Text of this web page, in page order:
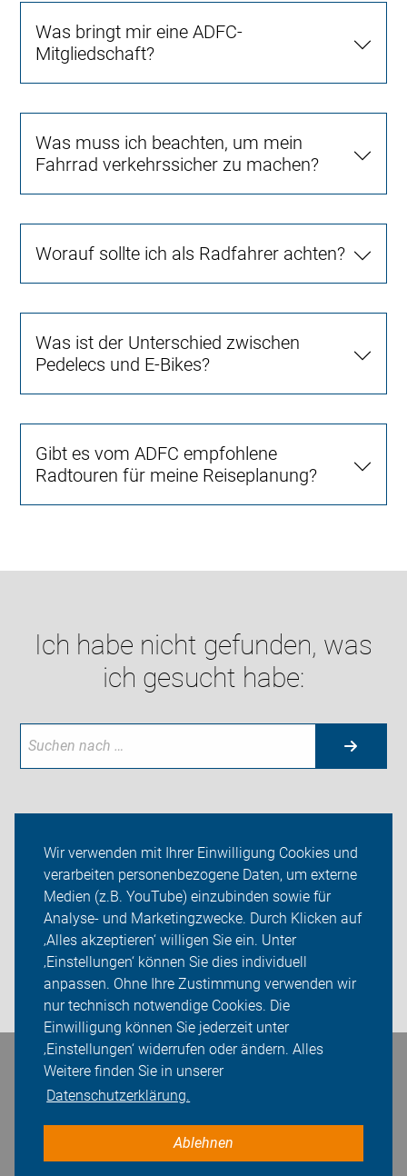
Wir verwenden mit Ihrer Einwilligung Cookies und
verarbeiten personenbezogene Daten, um externe
Medien (z.B. YouTube) einzubinden sowie für
Analyse- und Marketingzwecke. Durch Klicken auf
‚Alles akzeptieren‘ willigen Sie ein. Unter
‚Einstellungen‘ können Sie dies individuell
anpassen. Ohne Ihre Zustimmung verwenden wir
nur technisch notwendige Cookies. Die
Einwilligung können Sie jederzeit unter
‚Einstellungen‘ widerrufen oder ändern. Alles
Weitere finden Sie in unserer
Datenschutzerklärung.
Ablehnen
Was bringt mir eine ADFC-
Mitgliedschaft?
Was muss ich beachten, um mein
Fahrrad verkehrssicher zu machen?
Worauf sollte ich als Radfahrer achten?
Was ist der Unterschied zwischen
Pedelecs und E-Bikes?
Gibt es vom ADFC empfohlene
Radtouren für meine Reiseplanung?
Ich habe nicht gefunden, was
ich gesucht habe:
Themen
ADFC Lüchow-Dannenberg
Sei dabei
Login
Bleiben Sie in Kontakt